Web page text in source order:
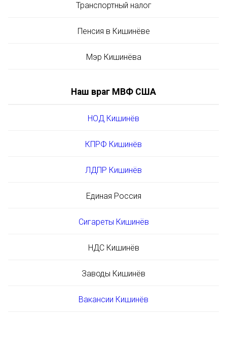
Транспортный налог
Пенсия в Кишинёве
Мэр Кишинёва
Наш враг МВФ США
НОД Кишинёв
КПРФ Кишинёв
ЛДПР Кишинёв
Единая Россия
Сигареты Кишинёв
НДС Кишинёв
Заводы Кишинёв
Вакансии Кишинёв